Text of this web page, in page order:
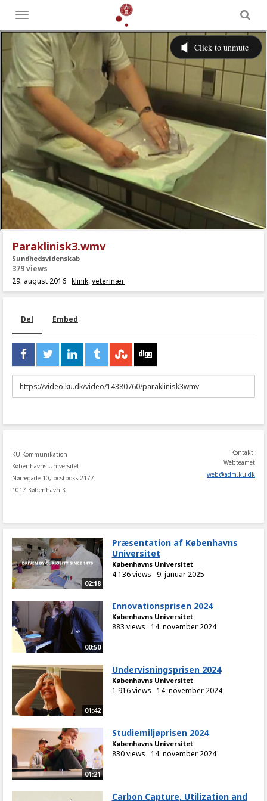
Toggle
menu
Paraklinisk3.wmv
Sundhedsvidenskab
379 views
29. august 2016 klinik,veterinær
Del Embed
URL
to
KU Kommunikation
Københavns Universitet
Nørregade 10, postboks 2177
1017 København K
Kontakt:
Webteamet
web@adm.ku.dk
02:18
Præsentation af Københavns
Universitet
Københavns Universitet
4.136 views 9. januar 2025
00:50
Innovationsprisen 2024
Københavns Universitet
883 views 14. november 2024
01:42
Undervisningsprisen 2024
Københavns Universitet
1.916 views 14. november 2024
01:21
Studiemiljøprisen 2024
Københavns Universitet
830 views 14. november 2024
Carbon Capture, Utilization and